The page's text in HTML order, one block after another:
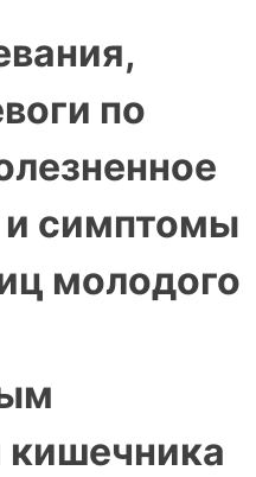
по
и симптомы
молодого
кишечника